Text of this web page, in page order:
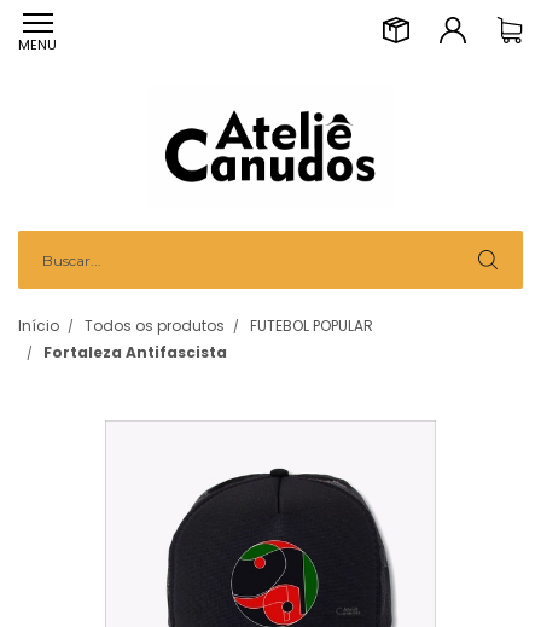
MENU
Início Todos os produtos
FUTEBOL POPULAR
Fortaleza Antifascista